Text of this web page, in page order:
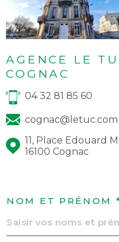
AGENCE LE
COGNAC
04 32 81 85 60
cognac@letuc.com
11, Place Edouard
16100 Cognac
NOM ET PRÉNOM